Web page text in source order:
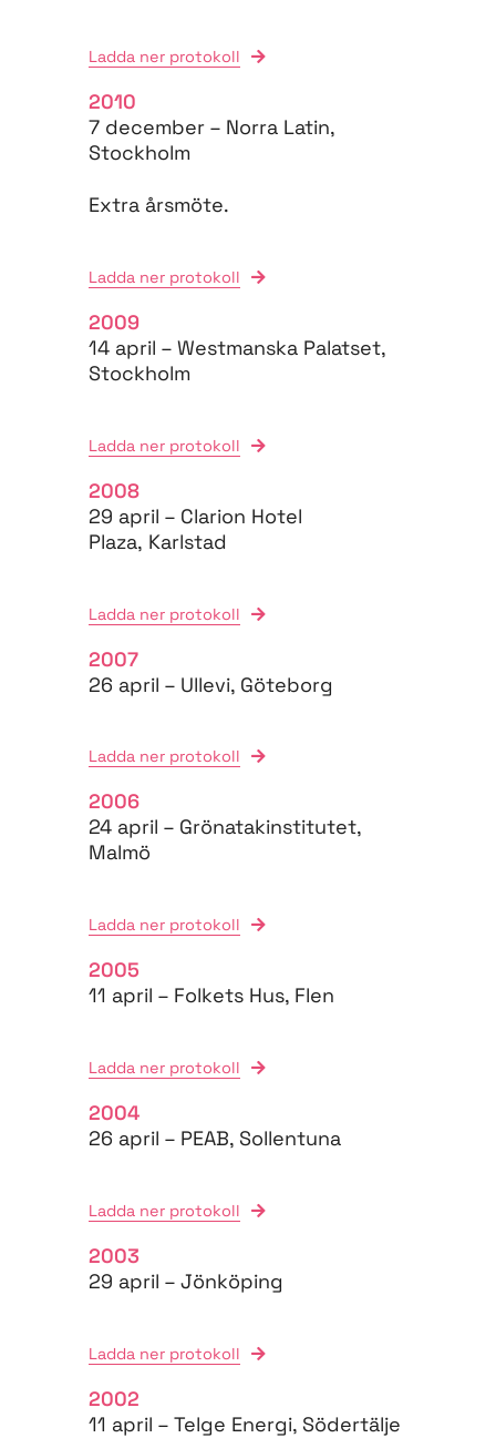
Ladda ner protokoll
2010
7 december – Norra Latin,
Stockholm
Extra årsmöte.
Ladda ner protokoll
2009
14 april – Westmanska Palatset,
Stockholm
Ladda ner protokoll
2008
29 april – Clarion Hotel
Plaza, Karlstad
Ladda ner protokoll
2007
26 april – Ullevi, Göteborg
Ladda ner protokoll
2006
24 april – Grönatakinstitutet,
Malmö
Ladda ner protokoll
2005
11 april – Folkets Hus, Flen
Ladda ner protokoll
2004
26 april – PEAB, Sollentuna
Ladda ner protokoll
2003
29 april – Jönköping
Ladda ner protokoll
2002
11 april – Telge Energi, Södertälje